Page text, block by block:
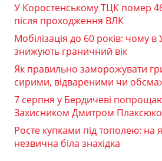
У Коростенському ТЦК помер
після проходження ВЛК
Мобілізація до 60 років: чому в
знижують граничний вік
Як правильно заморожувати
сирими, відвареними чи
7 серпня у Бердичеві
Захисником Дмитром
Росте купками під тополею: на
незвична біла знахідка